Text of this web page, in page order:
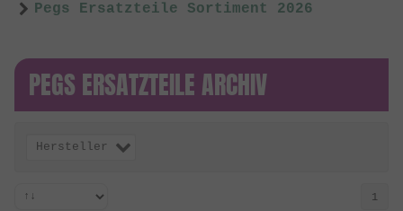
Pegs Ersatzteile Sortiment 2026
PEGS ERSATZTEILE ARCHIV
Hersteller
1